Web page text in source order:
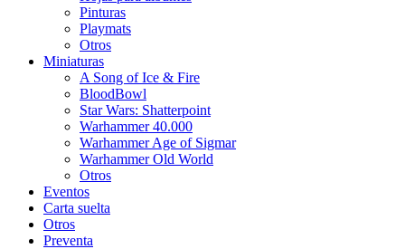
Pinturas
Playmats
Otros
Miniaturas
A Song of Ice & Fire
BloodBowl
Star Wars: Shatterpoint
Warhammer 40.000
Warhammer Age of Sigmar
Warhammer Old World
Otros
Eventos
Carta suelta
Otros
Preventa